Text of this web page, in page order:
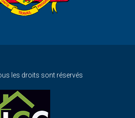
les droits sont réservés